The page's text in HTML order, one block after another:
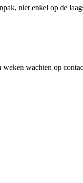
niet enkel op de
wachten op